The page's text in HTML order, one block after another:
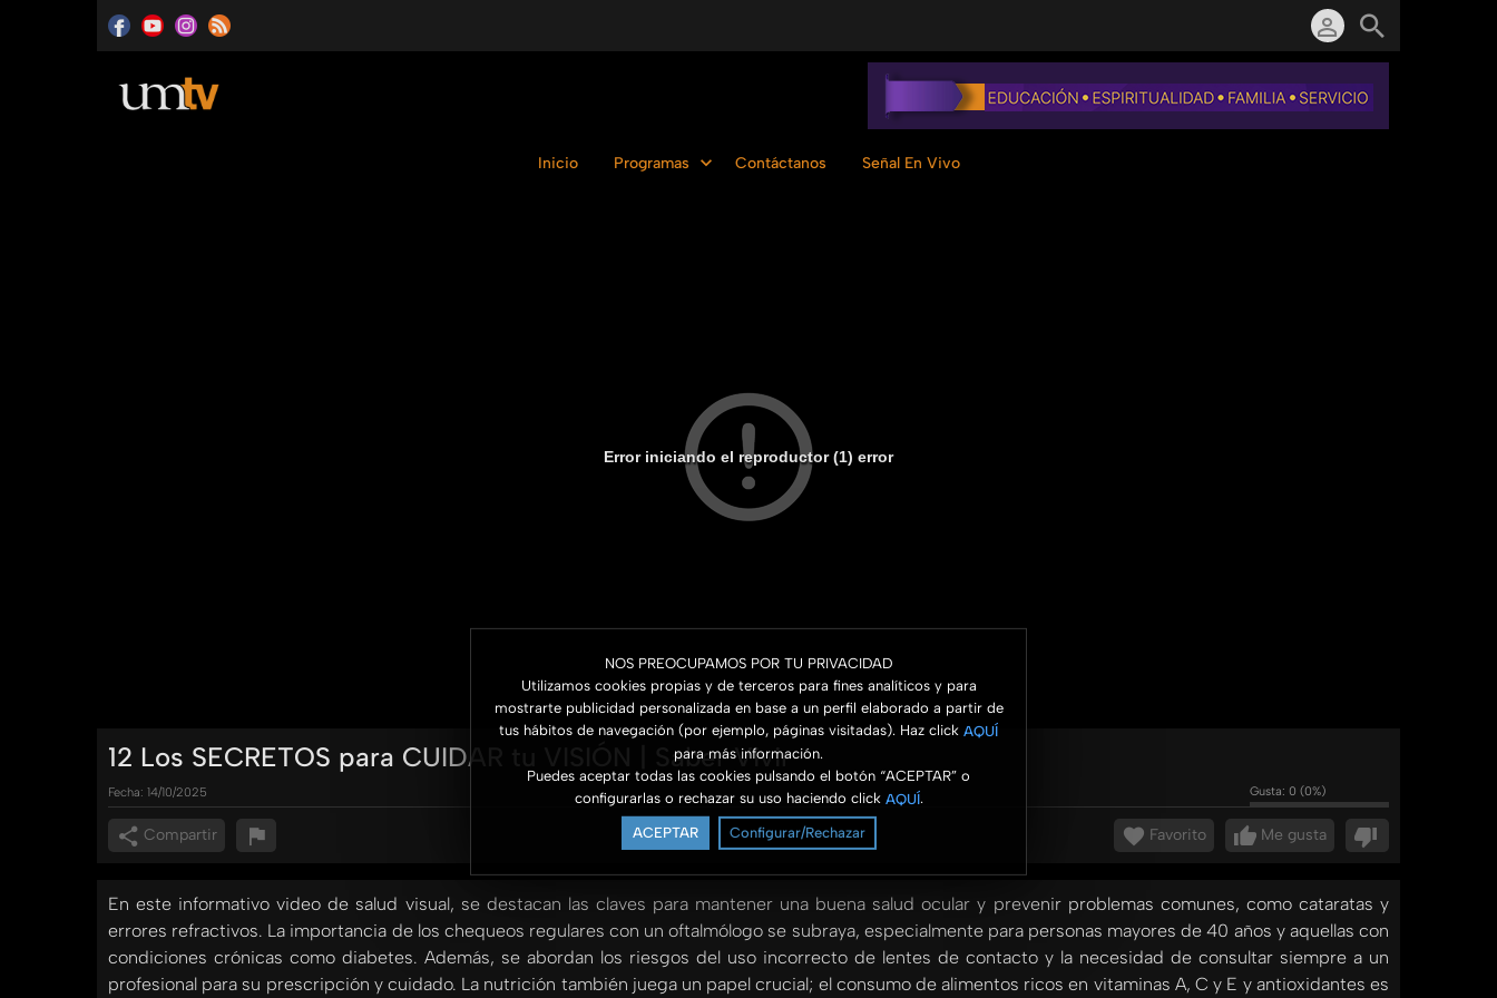
NOS PREOCUPAMOS POR TU PRIVACIDAD
Utilizamos cookies propias y de terceros para fines analíticos y para
mostrarte publicidad personalizada en base a un perfil elaborado a partir de
tus hábitos de navegación (por ejemplo, páginas visitadas). Haz click AQUÍ
para más información.
Puedes aceptar todas las cookies pulsando el botón “ACEPTAR” o
configurarlas o rechazar su uso haciendo click AQUÍ.
ACEPTAR Configurar/Rechazar
Inicio Programas Contáctanos Señal En Vivo
Error iniciando el reproductor (1) error
12 Los SECRETOS para CUIDAR tu VISIÓN | Saber Vivir
Fecha: 14/10/2025 Gusta: 0 (0%)
Compartir Me gusta
Favorito
En este informativo video de salud visual, se destacan las claves para mantener una buena salud ocular y prevenir problemas comunes, como cataratas y
errores refractivos. La importancia de los chequeos regulares con un oftalmólogo se subraya, especialmente para personas mayores de 40 años y aquellas con
condiciones crónicas como diabetes. Además, se abordan los riesgos del uso incorrecto de lentes de contacto y la necesidad de consultar siempre a un
profesional para su prescripción y cuidado. La nutrición también juega un papel crucial; el consumo de alimentos ricos en vitaminas A, C y E y antioxidantes es